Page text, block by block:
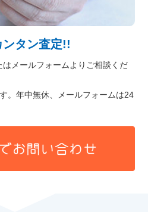
ンタン査定!!
メールフォームよりご相談くだ
。年中無休、メールフォームは24